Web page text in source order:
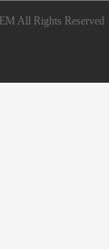
All Rights Reserved